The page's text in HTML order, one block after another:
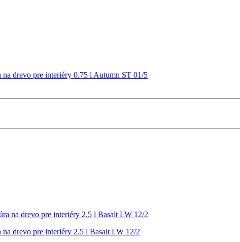
drevo pre interiéry 0.75 l Autumn ST 01/5
drevo pre interiéry 2.5 l Basalt LW 12/2